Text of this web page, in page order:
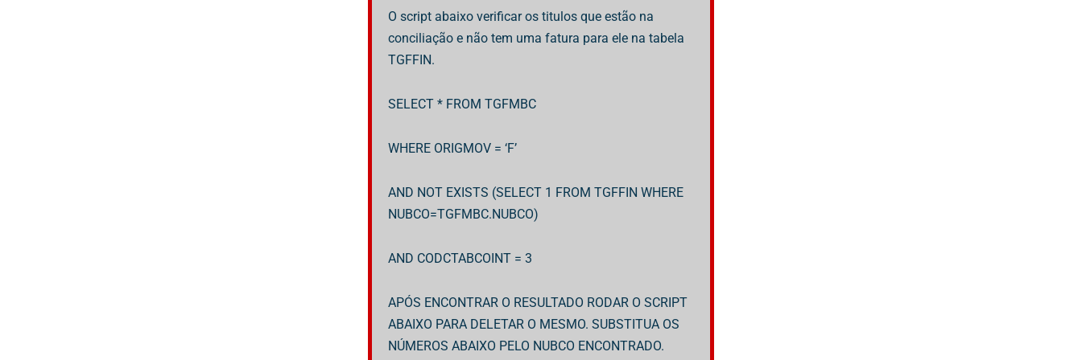
O script abaixo verificar os titulos que estão na
conciliação e não tem uma fatura para ele na tabela
TGFFIN.
SELECT * FROM TGFMBC
WHERE ORIGMOV = ‘F’
AND NOT EXISTS (SELECT 1 FROM TGFFIN WHERE
NUBCO=TGFMBC.NUBCO)
AND CODCTABCOINT = 3
APÓS ENCONTRAR O RESULTADO RODAR O SCRIPT
ABAIXO PARA DELETAR O MESMO. SUBSTITUA OS
NÚMEROS ABAIXO PELO NUBCO ENCONTRADO.